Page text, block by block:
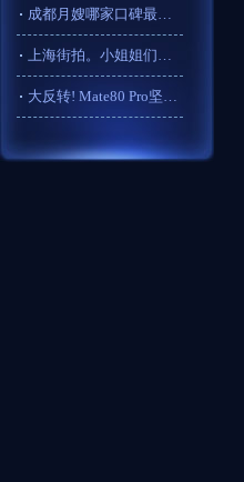
成都月嫂哪家口碑最好？
上海街拍。小姐姐们美的
大反转! Mate80 Pro坚持曲屏